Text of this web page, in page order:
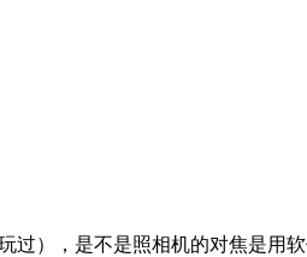
过），是不是照相机的对焦是用软